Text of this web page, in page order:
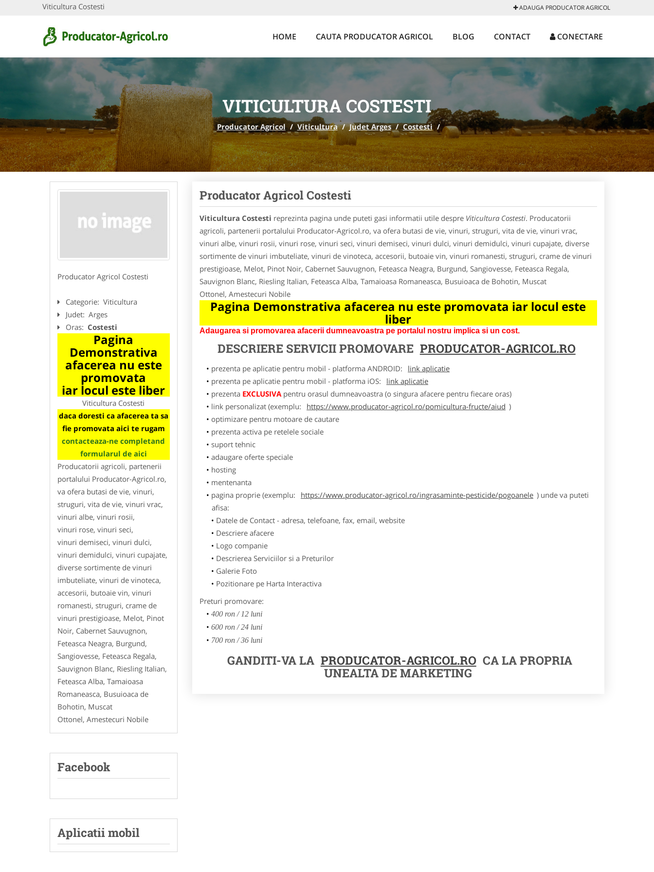
Viticultura Costesti ADAUGA PRODUCATOR AGRICOL
HOME CAUTA PRODUCATOR AGRICOL BLOG CONTACT CONECTARE
VITICULTURA COSTESTI
Producator Agricol / Viticultura / Judet Arges / Costesti /
Producator Agricol Costesti
Categorie: Viticultura
Judet: Arges
Oras: Costesti
Pagina
Demonstrativa
afacerea nu este
promovata
iar locul este liber
Viticultura Costesti
daca doresti ca afacerea ta sa
fie promovata aici te rugam
contacteaza-ne completand
formularul de aici
Producatorii agricoli, partenerii
portalului Producator-Agricol.ro,
va ofera butasi de vie, vinuri,
struguri, vita de vie, vinuri vrac,
vinuri albe, vinuri rosii,
vinuri rose, vinuri seci,
vinuri demiseci, vinuri dulci,
vinuri demidulci, vinuri cupajate,
diverse sortimente de vinuri
imbuteliate, vinuri de vinoteca,
accesorii, butoaie vin, vinuri
romanesti, struguri, crame de
vinuri prestigioase, Melot, Pinot
Noir, Cabernet Sauvugnon,
Feteasca Neagra, Burgund,
Sangiovesse, Feteasca Regala,
Sauvignon Blanc, Riesling Italian,
Feteasca Alba, Tamaioasa
Romaneasca, Busuioaca de
Bohotin, Muscat
Ottonel, Amestecuri Nobile
Facebook
Aplicatii mobil
Producator Agricol Costesti
Viticultura Costesti reprezinta pagina unde puteti gasi informatii utile despre Viticultura Costesti. Producatorii
agricoli, partenerii portalului Producator-Agricol.ro, va ofera butasi de vie, vinuri, struguri, vita de vie, vinuri vrac,
vinuri albe, vinuri rosii, vinuri rose, vinuri seci, vinuri demiseci, vinuri dulci, vinuri demidulci, vinuri cupajate, diverse
sortimente de vinuri imbuteliate, vinuri de vinoteca, accesorii, butoaie vin, vinuri romanesti, struguri, crame de vinuri
prestigioase, Melot, Pinot Noir, Cabernet Sauvugnon, Feteasca Neagra, Burgund, Sangiovesse, Feteasca Regala,
Sauvignon Blanc, Riesling Italian, Feteasca Alba, Tamaioasa Romaneasca, Busuioaca de Bohotin, Muscat
Ottonel, Amestecuri Nobile
Pagina Demonstrativa afacerea nu este promovata iar locul este
liber
Adaugarea si promovarea afacerii dumneavoastra pe portalul nostru implica si un cost.
DESCRIERE SERVICII PROMOVARE PRODUCATOR-AGRICOL.RO
prezenta pe aplicatie pentru mobil - platforma ANDROID:
link aplicatie
prezenta pe aplicatie pentru mobil - platforma iOS:
link aplicatie
prezenta EXCLUSIVApentru orasul dumneavoastra (o singura afacere pentru fiecare oras)
link personalizat (exemplu:
https://www.producator-agricol.ro/pomicultura-fructe/aiud )
optimizare pentru motoare de cautare
prezenta activa pe retelele sociale
suport tehnic
adaugare oferte speciale
hosting
mentenanta
pagina proprie (exemplu:
https://www.producator-agricol.ro/ingrasaminte-pesticide/pogoanele ) unde va puteti
afisa:
Datele de Contact - adresa, telefoane, fax, email, website
Descriere afacere
Logo companie
Descrierea Serviciilor si a Preturilor
Galerie Foto
Pozitionare pe Harta Interactiva
Preturi promovare:
400 ron / 12 luni
600 ron / 24 luni
700 ron / 36 luni
GANDITI-VA LA PRODUCATOR-AGRICOL.RO CA LA PROPRIA
UNEALTA DE MARKETING